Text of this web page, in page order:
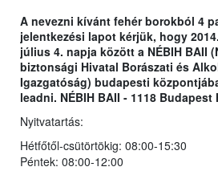
A nevezni kívánt fehér borokból 4
jelentkezési lapot kérjük, hogy
július 4. napja között a NÉBIH BAII
biztonsági Hivatal Borászati és
Igazgatóság) budapesti
leadni. NÉBIH BAII - 1118 Budapest
Nyitvatartás:
Hétfőtől-csütörtökig: 08:00-15:30
Péntek: 08:00-12:00